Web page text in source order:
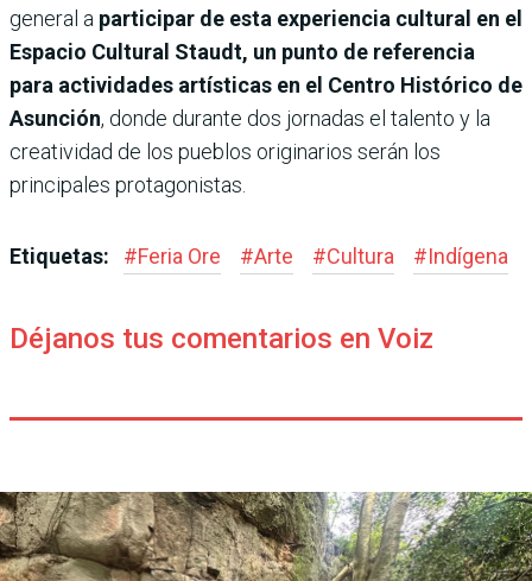
general a participar de esta experiencia cultural en el
Espacio Cultural Staudt, un punto de referencia
para actividades artísticas en el Centro Histórico de
Asunción, donde durante dos jornadas el talento y la
creatividad de los pueblos originarios serán los
principales protagonistas.
Etiquetas: #Feria Ore #Arte #Cultura #Indígena
Déjanos tus comentarios en Voiz